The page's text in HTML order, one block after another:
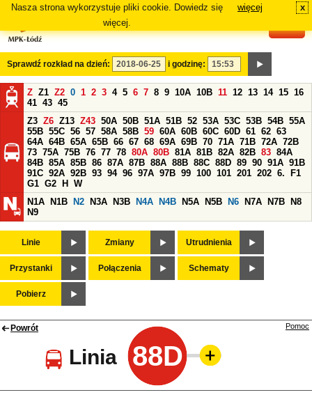
Nasza strona wykorzystuje pliki cookie. Dowiedz się
więcej.
więcej x
Sprawdź rozkład na dzień: i godzinę:
Z Z1 Z2 0 1 2 3 4 5 6 7 8 9 10A 10B 11 12 13 14 15 16
41 43 45
Z3 Z6 Z13 Z43 50A 50B 51A 51B 52 53A 53C 53B 54B 55A
55B 55C 56 57 58A 58B 59 60A 60B 60C 60D 61 62 63
64A 64B 65A 65B 66 67 68 69A 69B 70 71A 71B 72A 72B
73 75A 75B 76 77 78 80A 80B 81A 81B 82A 82B 83 84A
84B 85A 85B 86 87A 87B 88A 88B 88C 88D 89 90 91A 91B
91C 92A 92B 93 94 96 97A 97B 99 100 101 201 202 6.
F1
G1 G2 H
W
N1A
N1B N2 N3A N3B N4A N4B N5A N5B N6 N7A N7B
N8
N9
Linie Zmiany Utrudnienia
Przystanki Połączenia Schematy
Pobierz
Powrót
Linia 88D
Pomoc